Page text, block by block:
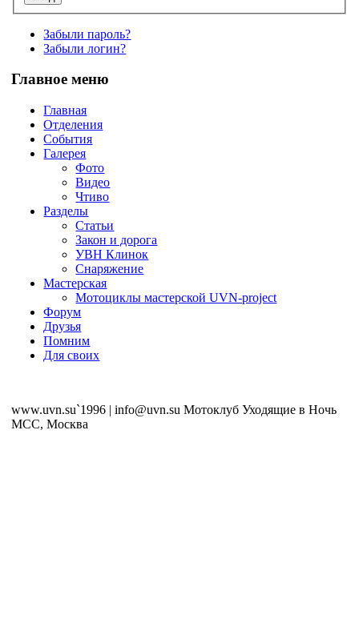
Забыли пароль?
Забыли логин?
Главное меню
Главная
Отделения
События
Галерея
Фото
Видео
Чтиво
Разделы
Статьи
Закон и дорога
УВН Клинок
Снаряжение
Мастерская
Мотоциклы мастерской UVN-project
Форум
Друзья
Помним
Для своих
www.uvn.su`1996 | info@uvn.su Мотоклуб Уходящие в Ночь
MCC, Москва